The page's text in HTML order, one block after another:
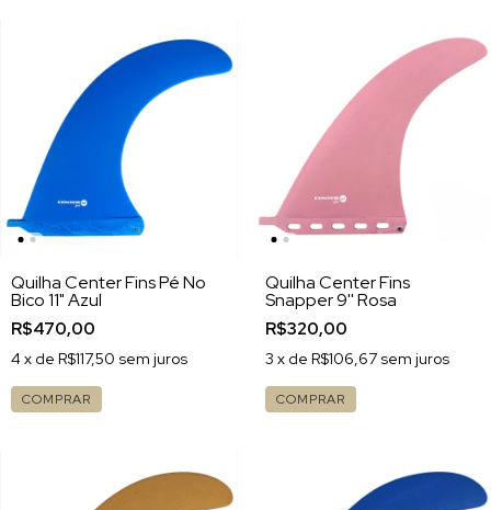
Quilha Center Fins Pé No
Bico 11" Azul
R$470,00
4 x de R$117,50 sem juros
COMPRAR
Quilha Center Fins
Snapper 9'' Rosa
R$320,00
3 x de R$106,67 sem juros
COMPRAR